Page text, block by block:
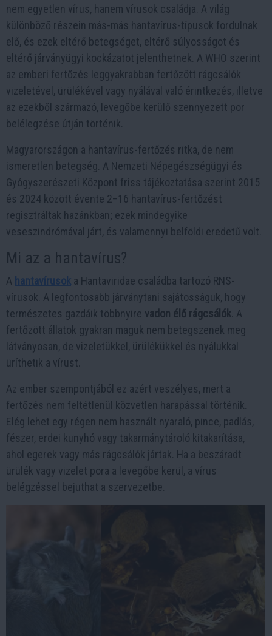
nem egyetlen vírus, hanem vírusok családja. A világ
különböző részein más-más hantavírus-típusok fordulnak
elő, és ezek eltérő betegséget, eltérő súlyosságot és
eltérő járványügyi kockázatot jelenthetnek. A WHO szerint
az emberi fertőzés leggyakrabban fertőzött rágcsálók
vizeletével, ürülékével vagy nyálával való érintkezés, illetve
az ezekből származó, levegőbe kerülő szennyezett por
belélegzése útján történik.
Magyarországon a hantavírus-fertőzés ritka, de nem
ismeretlen betegség. A Nemzeti Népegészségügyi és
Gyógyszerészeti Központ friss tájékoztatása szerint 2015
és 2024 között évente 2–16 hantavírus-fertőzést
regisztráltak hazánkban; ezek mindegyike
veseszindrómával járt, és valamennyi belföldi eredetű volt.
Mi az a hantavírus?
A hantavírusok a Hantaviridae családba tartozó RNS-
vírusok. A legfontosabb járványtani sajátosságuk, hogy
természetes gazdáik többnyire vadon élő rágcsálók . A
fertőzött állatok gyakran maguk nem betegszenek meg
látványosan, de vizeletükkel, ürülékükkel és nyálukkal
üríthetik a vírust.
Az ember szempontjából ez azért veszélyes, mert a
fertőzés nem feltétlenül közvetlen harapással történik.
Elég lehet egy régen nem használt nyaraló, pince, padlás,
fészer, erdei kunyhó vagy takarmánytároló kitakarítása,
ahol egerek vagy más rágcsálók jártak. Ha a beszáradt
ürülék vagy vizelet pora a levegőbe kerül, a vírus
belégzéssel bejuthat a szervezetbe.